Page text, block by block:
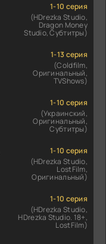
1-10 серия
(HDrezka Studio,
Dragon Money
Studio, Субтитры)
1-13 серия
(Coldfilm,
Оригинальный,
TVShows)
1-10 серия
(Украинский,
Оригинальный,
Субтитры)
1-10 серия
(HDrezka Studio,
LostFilm,
Оригинальный)
1-10 серия
(HDrezka Studio,
HDrezka Studio. 18+,
LostFilm)